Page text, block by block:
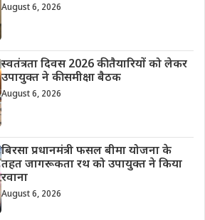
August 6, 2026
स्वतंत्रता दिवस 2026 की तैयारियों को लेकर
उपायुक्त ने की समीक्षा बैठक
August 6, 2026
बिरसा प्रधानमंत्री फसल बीमा योजना के
तहत जागरूकता रथ को उपायुक्त ने किया
रवाना
August 6, 2026